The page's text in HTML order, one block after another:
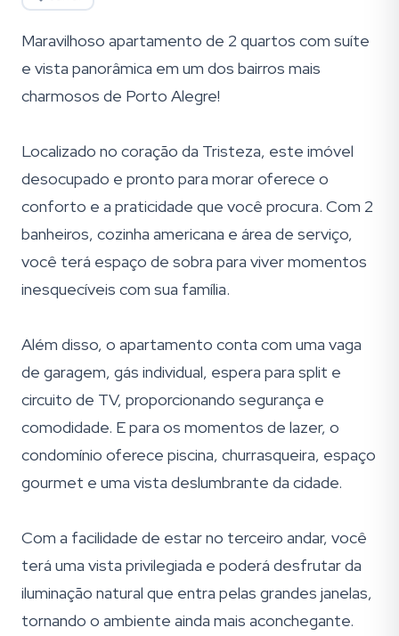
Maravilhoso apartamento de 2 quartos com suíte
e vista panorâmica em um dos bairros mais
charmosos de Porto Alegre!
Localizado no coração da Tristeza, este imóvel
desocupado e pronto para morar oferece o
conforto e a praticidade que você procura. Com 2
banheiros, cozinha americana e área de serviço,
você terá espaço de sobra para viver momentos
inesquecíveis com sua família.
Além disso, o apartamento conta com uma vaga
de garagem, gás individual, espera para split e
circuito de TV, proporcionando segurança e
comodidade. E para os momentos de lazer, o
condomínio oferece piscina, churrasqueira, espaço
gourmet e uma vista deslumbrante da cidade.
Com a facilidade de estar no terceiro andar, você
terá uma vista privilegiada e poderá desfrutar da
iluminação natural que entra pelas grandes janelas,
tornando o ambiente ainda mais aconchegante.